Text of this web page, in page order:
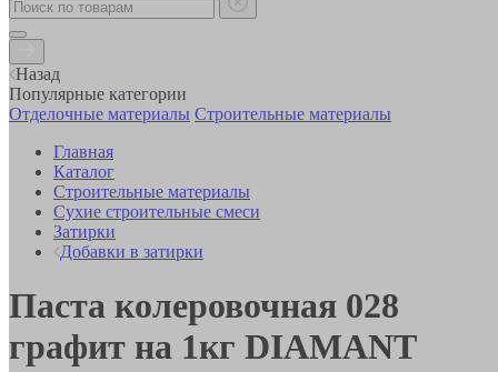
Назад
Популярные категории
Отделочные материалы Строительные материалы
Главная
Каталог
Строительные материалы
Сухие строительные смеси
Затирки
Добавки в затирки
Паста колеровочная 028
графит на 1кг DIAMANT